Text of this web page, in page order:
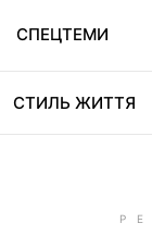
СПЕЦТЕМИ
СТИЛЬ ЖИТТЯ